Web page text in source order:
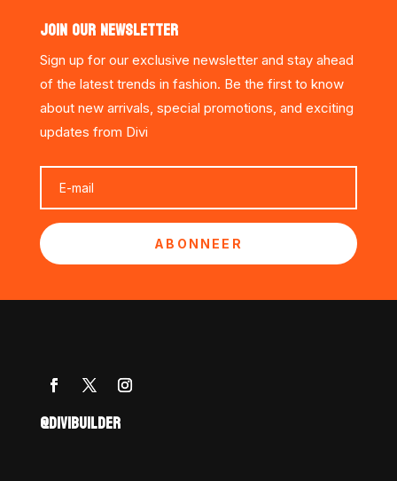
JOIN OUR NEWSLETTER
Sign up for our exclusive newsletter and stay ahead
of the latest trends in fashion. Be the first to know
about new arrivals, special promotions, and exciting
updates from Divi
ABONNEER
@DIVIBUILDER